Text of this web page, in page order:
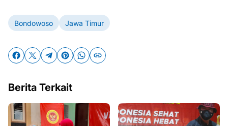
Bondowoso Jawa Timur
Berita Terkait